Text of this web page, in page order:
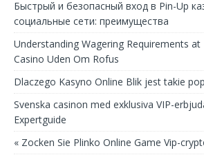
Быстрый и безопасный вход в Pin-Up
социальные сети: преимущества
Understanding Wagering Requirements at
Casino Uden Om Rofus
Dlaczego Kasyno Online Blik jest takie
Svenska casinon med exklusiva VIP-
Expertguide
« Zocken Sie Plinko Online Game Vip-